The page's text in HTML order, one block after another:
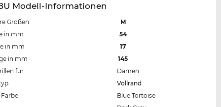
Modell-Informationen
Größen
M
in mm
54
in mm
17
in mm
145
für
Damen
Vollrand
Blue Tortoise